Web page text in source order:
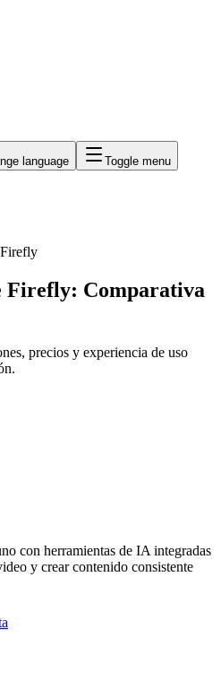
language Toggle menu
Firefly: Comparativa
precios y experiencia de uso
con herramientas de IA integradas
y crear contenido consistente